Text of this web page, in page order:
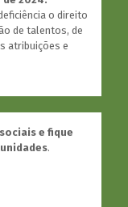
o direito
de talentos, de
atribuições e
e fique
.